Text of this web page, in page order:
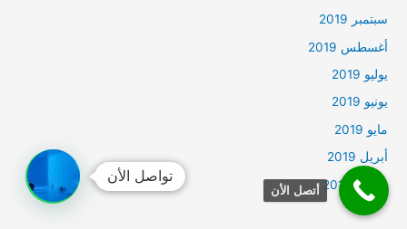
سبتمبر 2019
أغسطس 2019
يوليو 2019
يونيو 2019
مايو 2019
أبريل 2019
مارس 2019
تواصل الأن
أتصل الأن